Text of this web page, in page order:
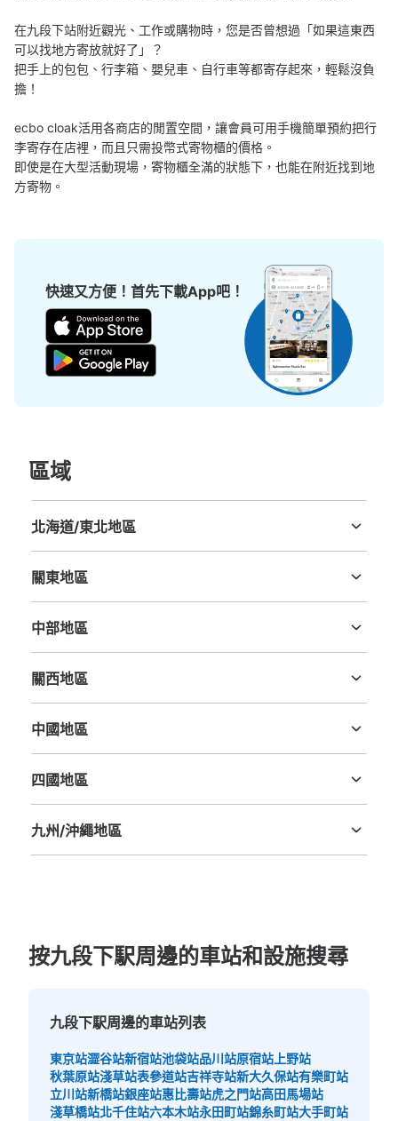
本日營業時間:05:00〜23:59
靖国神社・武道館方面改札を出て右手に進み、3・4番出
口の階段下にあります。
大的:2/ ¥700中等的 :2/ ¥500小的:8/ ¥400
付款方式
現金, ICカード
查看此投幣式儲物櫃的位置
从東京メトロ東西線九段下駅站步行0分钟。
本日營業時間
ります。6番出口階段の手前です。プラン大よりもう一回
可保管的行李數
/ ¥700
付款方式
現金, ICカード
在九段下站附近觀光、工作或購物時，您是否曾想過「如果這東西
可以找地方寄放就好了」？
把手上的包包、行李箱、嬰兒車、自行車等都寄存起來，輕鬆沒負
擔！
ecbo cloak活用各商店的閒置空間，讓會員可用手機簡單預約把行
李寄存在店裡，而且只需投幣式寄物櫃的價格。
即使是在大型活動現場，寄物櫃全滿的狀態下，也能在附近找到地
方寄物。
快速又方便！首先下載App吧！
區域
北海道/東北地區
關東地區
中部地區
關西地區
中國地區
四國地區
九州/沖繩地區
按九段下駅周邊的車站和設施搜尋
九段下駅周邊的車站列表
東京站澀谷站新宿站池袋站品川站原宿站 上野站
秋葉原站淺草站表參道站吉祥寺站新大久保站有樂町站
立川站新橋站銀座站惠比壽站虎之門站高田馬場站
淺草橋站北千住站六本木站永田町站錦糸町站大手町站